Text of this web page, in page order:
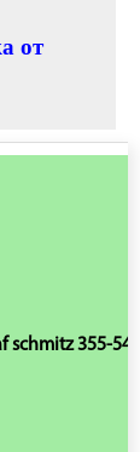
от
schmitz 355-541